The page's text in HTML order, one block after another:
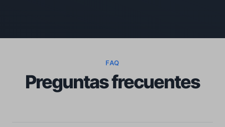
FAQ
Preguntas frecuentes